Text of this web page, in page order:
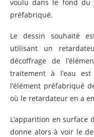
voulu dans le fond du
préfabriqué.
Le dessin souhaité
utilisant un
décoffrage de
traitement à l’eau
l’élément préfabriqué
où le retardateur en a
L’apparition en surface
donne alors à voir le